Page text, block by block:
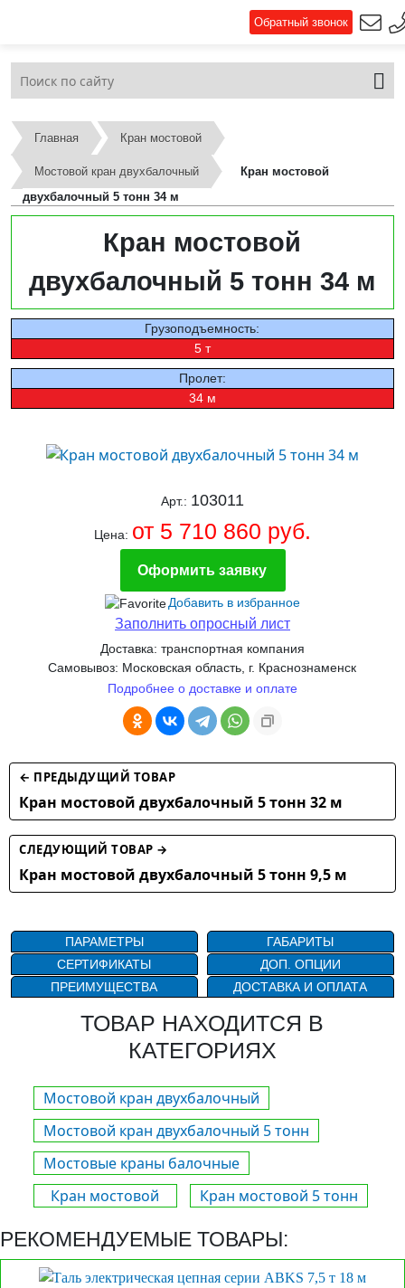
Обратный звонок
Главная Кран мостовой
Мостовой кран двухбалочный
Кран мостовой
двухбалочный 5 тонн 34 м
Кран мостовой
двухбалочный 5 тонн 34 м
Грузоподъемность:
5 т
Пролет:
34 м
Арт.: 103011
Цена: от 5 710 860 руб.
Оформить заявку
Добавить в избранное
Заполнить опросный лист
Доставка: транспортная компания
Самовывоз: Московская область, г. Краснознаменск
Подробнее о доставке и оплате
← ПРЕДЫДУЩИЙ ТОВАР
Кран мостовой двухбалочный 5 тонн 32 м
СЛЕДУЮЩИЙ ТОВАР →
Кран мостовой двухбалочный 5 тонн 9,5 м
ПАРАМЕТРЫ
ГАБАРИТЫ
СЕРТИФИКАТЫ
ДОП. ОПЦИИ
ПРЕИМУЩЕСТВА
ДОСТАВКА И ОПЛАТА
ТОВАР НАХОДИТСЯ В
КАТЕГОРИЯХ
Мостовой кран двухбалочный
Мостовой кран двухбалочный 5 тонн
Мостовые краны балочные
Кран мостовой
Кран мостовой 5 тонн
РЕКОМЕНДУЕМЫЕ ТОВАРЫ: